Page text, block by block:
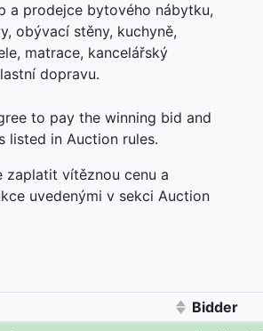
a prodejce bytového nábytku,
obývací stěny, kuchyně,
matrace, kancelářský
dopravu.
to pay the winning bid and
listed in Auction rules.
zaplatit vítěznou cenu a
uvedenými v sekci Auction
Bidder